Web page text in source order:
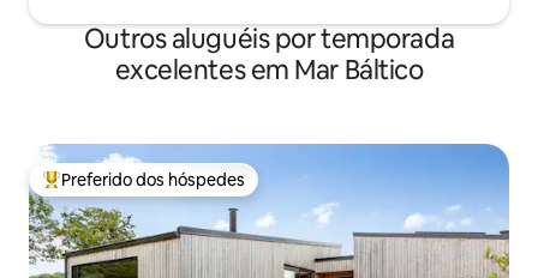
Outros aluguéis por temporada
excelentes em Mar Báltico
Entre os melhores preferidos dos hóspedes
Preferido dos hóspedes